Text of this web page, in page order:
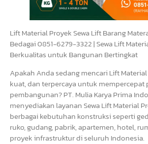
Lift Material Proyek Sewa Lift Barang
Bedagai 0851-6279-3322 | Sewa Lift
Berkualitas untuk Bangunan Bertingkat
Apakah Anda sedang mencari Lift
kuat, dan terpercaya untuk mempercepat
pembangunan? PT. Mulia Karya Prima
menyediakan layanan Sewa Lift Material
berbagai kebutuhan konstruksi seperti
ruko, gudang, pabrik, apartemen, hotel,
proyek infrastruktur di seluruh Indonesia.